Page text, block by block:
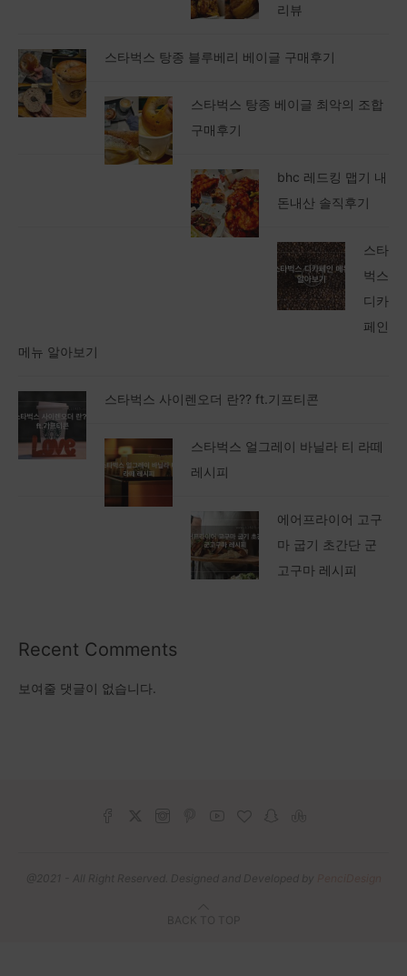
리뷰
스타벅스 탕종 블루베리 베이글 구매후기
스타벅스 탕종 베이글 최악의 조합
구매후기
bhc 레드킹 맵기 내
돈내산 솔직후기
스타
벅스
디카
페인
메뉴 알아보기
스타벅스 사이렌오더 란?? ft.기프티콘
스타벅스 얼그레이 바닐라 티 라떼
레시피
에어프라이어 고구
마 굽기 초간단 군
고구마 레시피
Recent Comments
보여줄 댓글이 없습니다.
@2021 - All Right Reserved. Designed and Developed by
BACK TO TOP